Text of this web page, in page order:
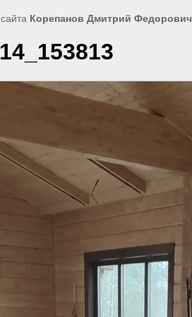
Корепанов Дмитрий Федорович